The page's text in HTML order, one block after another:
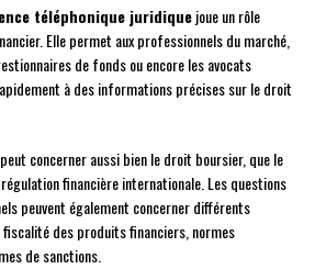
téléphonique juridiquejoue un rôle
Elle permet aux professionnels du marché,
de fonds ou encore les avocats
à des informations précises sur le droit
concerner aussi bien le droit boursier, que le
financière internationale. Les questions
peuvent également concerner différents
des produits financiers, normes
de sanctions.